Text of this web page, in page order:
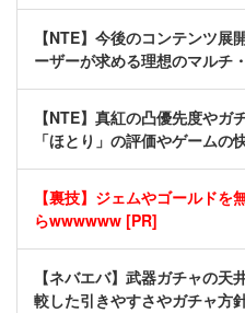
【NTE】今後のコンテンツ
ーザーが求める理想のマルチ
【NTE】真紅の凸優先度や
「ほとり」の評価やゲームの
【裏技】ジェムやゴールド
らwwwwww [PR]
【ネバエバ】武器ガチャの
較した引きやすさやガチャ方